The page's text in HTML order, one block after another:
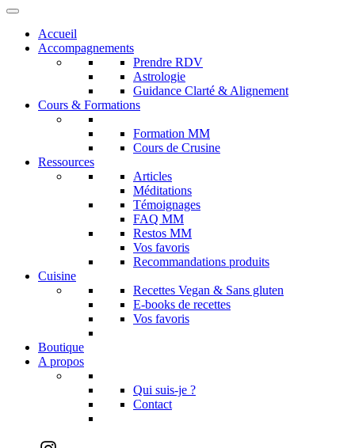
Accueil
Accompagnements
Prendre RDV
Astrologie
Guidance Clarté & Alignement
Cours & Formations
Formation MM
Cours de Crusine
Ressources
Articles
Méditations
Témoignages
FAQ MM
Restos MM
Vos favoris
Recommandations produits
Cuisine
Recettes Vegan & Sans gluten
E-books de recettes
Vos favoris
Boutique
A propos
Qui suis-je ?
Contact
Instagram